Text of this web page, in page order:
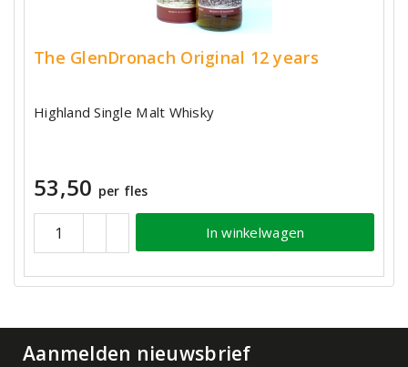
The GlenDronach Original 12 years
Highland Single Malt Whisky
53,50 per fles
In winkelwagen
Aanmelden nieuwsbrief